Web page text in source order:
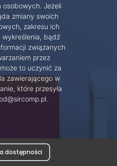
osobowych. Jeżeli
zmiany swoich
zakresu ich
wykreślenia, bądź
związanych
przez
to uczynić za
zawierającego w
które przesyła
dostępności